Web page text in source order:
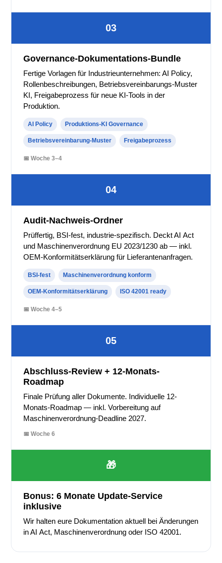
03
Governance-Dokumentations-Bundle
Fertige Vorlagen für Industrieunternehmen: AI Policy,
Rollenbeschreibungen, Betriebsvereinbarungs-Muster
KI, Freigabeprozess für neue KI-Tools in der
Produktion.
AI Policy Produktions-KI Governance
Betriebsvereinbarung-Muster Freigabeprozess
📅 Woche 3–4
04
Audit-Nachweis-Ordner
Prüffertig, BSI-fest, industrie-spezifisch. Deckt AI Act
und Maschinenverordnung EU 2023/1230 ab — inkl.
OEM-Konformitätserklärung für Lieferantenanfragen.
BSI-fest Maschinenverordnung konform
OEM-Konformitätserklärung ISO 42001 ready
📅 Woche 4–5
05
Abschluss-Review + 12-Monats-
Roadmap
Finale Prüfung aller Dokumente. Individuelle 12-
Monats-Roadmap — inkl. Vorbereitung auf
Maschinenverordnung-Deadline 2027.
📅 Woche 6
🎁
Bonus: 6 Monate Update-Service
inklusive
Wir halten eure Dokumentation aktuell bei Änderungen
in AI Act, Maschinenverordnung oder ISO 42001.